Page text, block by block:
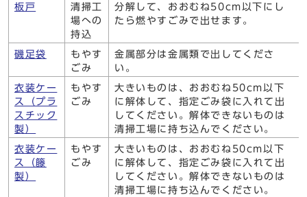
板戸
清掃工
場への
持込
分解して、おおむね50cm以下にし
たら燃やすごみで出せます。
磯足袋
もやす
ごみ
金属部分は金属類で出してくださ
い。
衣装ケー
ス（プラ
スチック
製）
もやす
ごみ
大きいものは、おおむね50cm以下
に解体して、指定ごみ袋に入れて出
してください。解体できないものは
清掃工場に持ち込んでください。
衣装ケー
ス（籐
製）
もやす
ごみ
大きいものは、おおむね50cm以下
に解体して、指定ごみ袋に入れて出
してください。解体できないものは
清掃工場に持ち込んでください。